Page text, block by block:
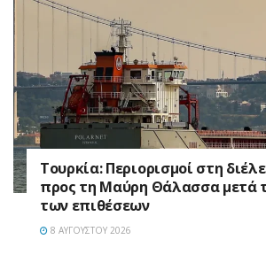
Τουρκία: Περιορισμοί στη
προς τη Μαύρη Θάλασσα μετά
των επιθέσεων
8 ΑΥΓΟΎΣΤΟΥ 2026